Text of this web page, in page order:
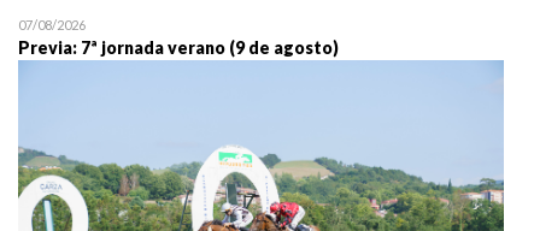
07/08/2026
Previa: 7ª jornada verano (9 de agosto)